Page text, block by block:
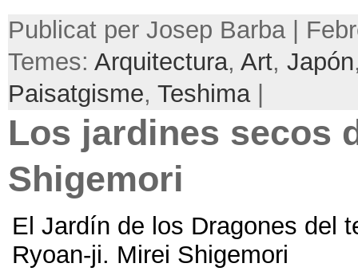
Publicat per Josep Barba |
Temes: Arquitectura, Art, Japón
Paisatgisme, Teshima|
Los jardines secos
Shigemori
El Jardín de los Dragones del
Ryoan-ji. Mirei Shigemori